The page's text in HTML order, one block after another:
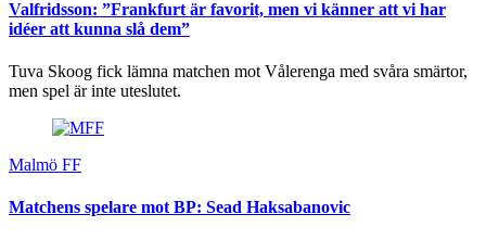
Valfridsson: ”Frankfurt är favorit, men vi känner att vi har
idéer att kunna slå dem”
Tuva Skoog fick lämna matchen mot Vålerenga med svåra smärtor,
men spel är inte uteslutet.
Malmö FF
Matchens spelare mot BP: Sead Haksabanovic